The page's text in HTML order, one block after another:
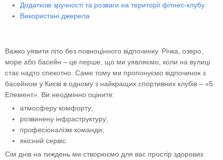
Додаткові зручності та розваги на території фітнес-клубу
Використані джерела
Важко уявити літо без повноцінного відпочинку. Річка, озеро,
море або басейн – це перше, що ми уявляємо, коли на вулиці
стає надто спекотно. Саме тому ми пропонуємо відпочинок з
басейном у Києві в одному з найкращих спортивних клубів – «5
Елемент». Ви неодмінно оціните:
атмосферу комфорту;
розвинену інфраструктуру;
професіоналізм команди;
якісний сервіс.
Сім днів на тиждень ми створюємо для вас простір здорових